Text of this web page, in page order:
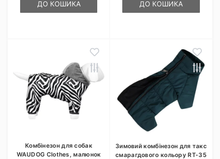
ДО КОШИКА ДО КОШИКА
Комбінезон для собак
WAUDOG Clothes, малюнок
Зимовий комбінезон для такс
смарагдового кольору RT-35